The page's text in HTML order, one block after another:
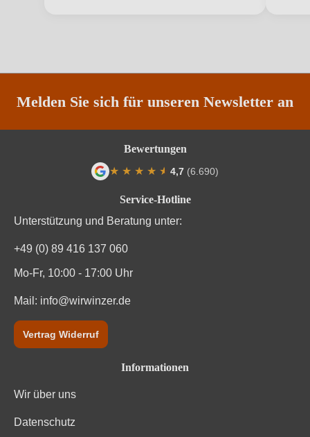
Nährwertangaben
Trauben, Konservierungsstoffe (Sulfite). Enthält
Melden Sie sich für unseren Newsletter an
Service-Hotline
Unterstützung und Beratung unter:
+49 (0) 89 416 137 060
Mo-Fr, 10:00 - 17:00 Uhr
Mail: info@wirwinzer.de
Vertrag Widerruf
Informationen
Wir über uns
Datenschutz
Bewertungen
★ ★ ★ ★ ★
★ 4,7 (6.690)